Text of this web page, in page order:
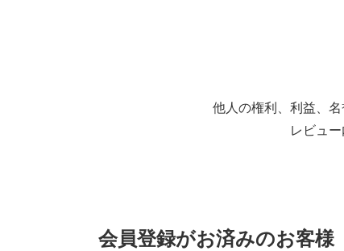
他人の権利、利益、
レビュ
会員登録がお済みのお客様